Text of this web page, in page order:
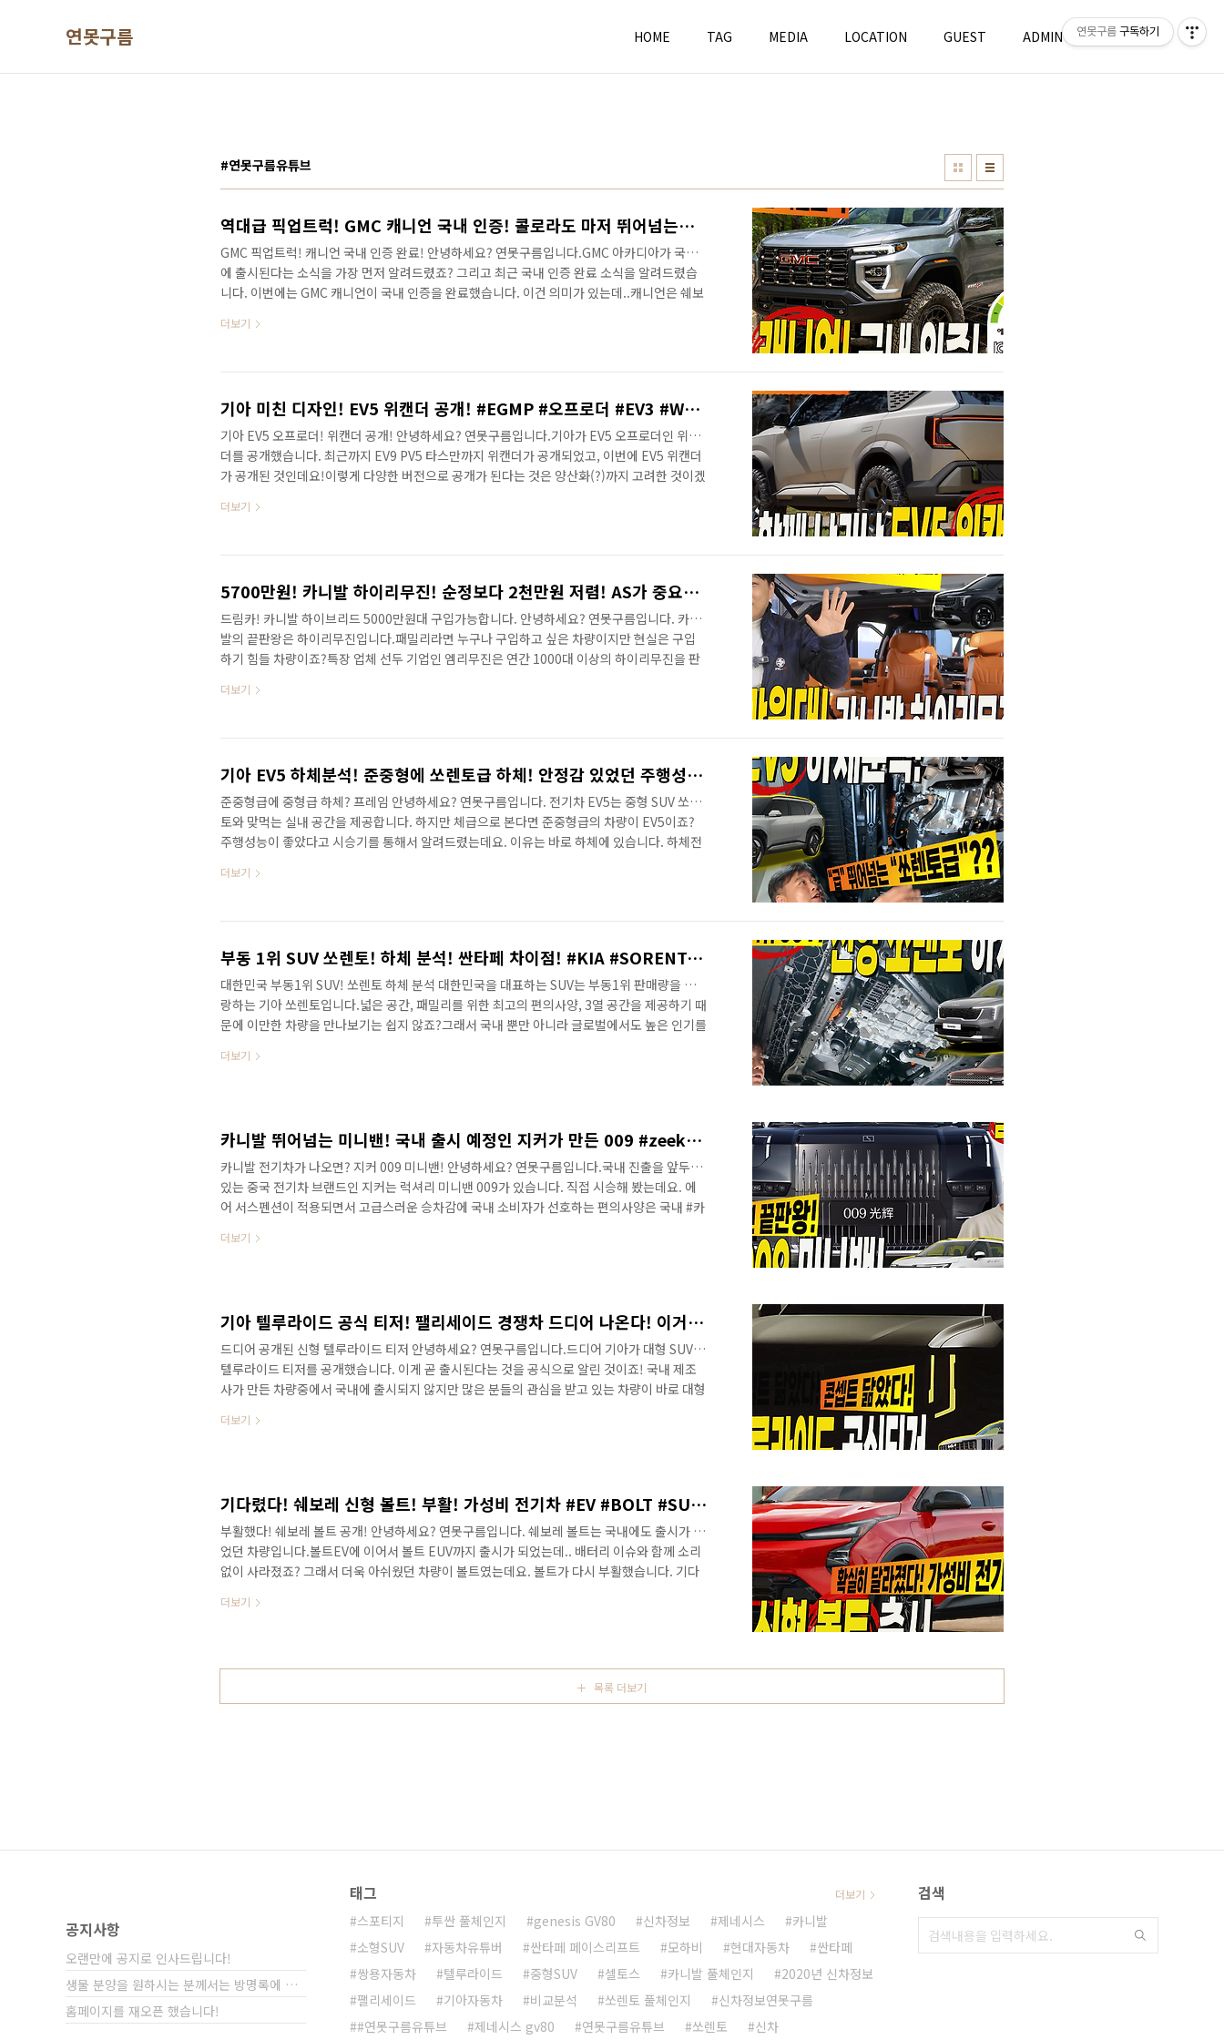
연못구름 HOME TAG MEDIA LOCATION GUEST ADMIN WRITE
#연못구름유튜브
역대급 픽업트럭! GMC 캐니언 국내 인증! 콜로라도 마저 뛰어넘는다! #CANYON #AT4X #pickuptruck #타스만 #무쏘 #렉스턴스포츠 #dssv
GMC 픽업트럭! 캐니언 국내 인증 완료! 안녕하세요? 연못구름입니다.GMC 아카디아가 국내
에 출시된다는 소식을 가장 먼저 알려드렸죠? 그리고 최근 국내 인증 완료 소식을 알려드렸습
니다. 이번에는 GMC 캐니언이 국내 인증을 완료했습니다. 이건 의미가 있는데..캐니언은 쉐보
시가 예상되는 캐니언은 어떤 차량인지 공식 차이점 부터 알려드립니다. 역대급 픽업트럭!
국내에는 기아 타스만이 있고, KGM 렉스턴 스포츠가 있죠? 그리고 수입차는 쉐보레 콜로라도
더보기
기아 미친 디자인! EV5 위캔더 공개! #EGMP #오프로더 #EV3 #WKNDR #전기차
기아 EV5 오프로더! 위캔더 공개! 안녕하세요? 연못구름입니다.기아가 EV5 오프로더인 위캔
더를 공개했습니다. 최근까지 EV9 PV5 타스만까지 위캔더가 공개되었고, 이번에 EV5 위캔더
가 공개된 것인데요!이렇게 다양한 버전으로 공개가 된다는 것은 양산화(?)까지 고려한 것이겠
양산형을 고려한 콘셉트를 공개했고, 실제 양산차에 적용되었기 때문에 위캔더 역시 양산차를
오프로드에 잘 어울리죠? 새로운 실내 공간은 이렇습니다. 물론 실내는 양산차와 가장 많이 차
더보기
5700만원! 카니발 하이리무진! 순정보다 2천만원 저렴! AS가 중요한 이유! 서스펜션 무상 장착 #스틸루프 #엠리무진 #carnival #highroof #kia
드림카! 카니발 하이브리드 5000만원대 구입가능합니다. 안녕하세요? 연못구름입니다. 카니
발의 끝판왕은 하이리무진입니다.패밀리라면 누구나 구입하고 싶은 차량이지만 현실은 구입
하기 힘들 차량이죠?특장 업체 선두 기업인 엠리무진은 연간 1000대 이상의 하이리무진을 판
원대 카니발 하이리무진은 5천만원대 풀패키지 구성으로 제공하며, 고질적인 승차감을 개선하
펜션 무상 제공 이미 카니발 하이브무진을 알아보셨던 분들이라면 이렇게 3가지만 따져 보셔
더보기
기아 EV5 하체분석! 준중형에 쏘렌토급 하체! 안정감 있었던 주행성능! 이유는 프레임!
준중형급에 중형급 하체? 프레임 안녕하세요? 연못구름입니다. 전기차 EV5는 중형 SUV 쏘렌
토와 맞먹는 실내 공간을 제공합니다. 하지만 체급으로 본다면 준중형급의 차량이 EV5이죠?
주행성능이 좋았다고 시승기를 통해서 알려드렸는데요. 이유는 바로 하체에 있습니다. 하체전
형에 쏘렌토급 하체! 안정감 있었던 주행성능! &nbsp;&nbsp;"> 전기차에서 멀미 정말 중요
확인할 수 있네요! 추후 국내에도 4륜이 출시가 될 것 같습니다. 체분석! 준중형에 쏘렌토급 하
더보기
부동 1위 SUV 쏘렌토! 하체 분석! 싼타페 차이점! #KIA #SORENTO #SANTAFE #underbodyAnalysis #더모스트 #3세대플랫폼
대한민국 부동1위 SUV! 쏘렌토 하체 분석 대한민국을 대표하는 SUV는 부동1위 판매량을 자
랑하는 기아 쏘렌토입니다.넓은 공간, 패밀리를 위한 최고의 편의사양, 3열 공간을 제공하기 때
문에 이만한 차량을 만나보기는 쉽지 않죠?그래서 국내 뿐만 아니라 글로벌에서도 높은 인기를
체 전문가 더모스트 고민수 반장님이 분석해 드립니다. 부동 1위 SUV 쏘렌토! 하체 분석! 싼타
더보기
카니발 뛰어넘는 미니밴! 국내 출시 예정인 지커가 만든 009 #zeekr009시승기 #카니발하이리무진 #롤스로이스 #minivan
카니발 전기차가 나오면? 지커 009 미니밴! 안녕하세요? 연못구름입니다.국내 진출을 앞두고
있는 중국 전기차 브랜드인 지커는 럭셔리 미니밴 009가 있습니다. 직접 시승해 봤는데요. 에
어 서스펜션이 적용되면서 고급스러운 승차감에 국내 소비자가 선호하는 편의사양은 국내 #카
국내 출시 예정인 지커가 만든 009&nbsp;&nbsp;"> 지커는 국내 진출을 대부분의 준비가 완
더보기
기아 텔루라이드 공식 티저! 팰리세이드 경쟁차 드디어 나온다! 이거 컨셉트 디자인! 대형 SUV
드디어 공개된 신형 텔루라이드 티저 안녕하세요? 연못구름입니다.드디어 기아가 대형 SUV
텔루라이드 티저를 공개했습니다. 이게 곧 출시된다는 것을 공식으로 알린 것이죠! 국내 제조
사가 만든 차량중에서 국내에 출시되지 않지만 많은 분들의 관심을 받고 있는 차량이 바로 대형
너무 좋겠습니다. 공식 내용을 보면 2세대 텔루라이드는 볼드한 디자인을 보여준다 금일 공개
더보기
기다렸다! 쉐보레 신형 볼트! 부활! 가성비 전기차 #EV #BOLT #SUV #chevorlet #슈퍼크루즈
부활했다! 쉐보레 볼트 공개! 안녕하세요? 연못구름입니다. 쉐보레 볼트는 국내에도 출시가 되
었던 차량입니다.볼트EV에 이어서 볼트 EUV까지 출시가 되었는데.. 배터리 이슈와 함께 소리
없이 사라졌죠? 그래서 더욱 아쉬웠던 차량이 볼트였는데요. 볼트가 다시 부활했습니다. 기다
새로운 실내도 공개되었습니다. 화려하지는 않지만 실용적이면서 깔끔한 실내 공간은 기존보
부활! 가성비 전기차&nbsp;&nbsp;"> ..
더보기
목록 더보기
공지사항
오랜만에 공지로 인사드립니다!
생물 분양을 원하시는 분께서는 방명록에 비밀글⋯
홈페이지를 재오픈 했습니다!
태그
스포티지 투싼 풀체인지 genesis GV80 신차정보 제네시스
카니발
소형SUV
자동차유튜버 싼타페 페이스리프트 모하비 현대자동차
싼타페
쌍용자동차
텔루라이드 중형SUV 셀토스 카니발 풀체인지
2020년 신차정보
팰리세이드
기아자동차 비교분석 쏘렌토 풀체인지
신차정보연못구름
#연못구름유튜브
제네시스 gv80 연못구름유튜브 쏘렌토 신차
더보기 검색
연못구름 구독하기